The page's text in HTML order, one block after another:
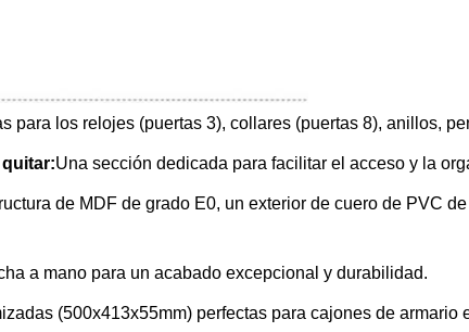
para los relojes (puertas 3), collares (puertas 8), anillos,
Una sección dedicada para facilitar el acceso y la
de MDF de grado E0, un exterior de cuero de PVC
a mano para un acabado excepcional y durabilidad.
(500x413x55mm) perfectas para cajones de armario